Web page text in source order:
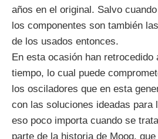
años en el original. Salvo
los componentes son también
de los usados entonces.
En esta ocasión han retrocedido
tiempo, lo cual puede
los osciladores que en esta
con las soluciones ideadas para
eso poco importa cuando se
parte de la historia de Moog,